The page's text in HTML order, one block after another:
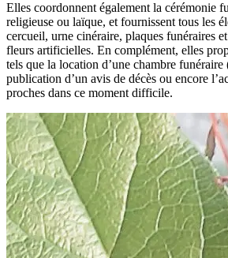
Elles coordonnent également la cérémonie
religieuse ou laïque, et fournissent tous les
cercueil, urne cinéraire, plaques funéraires
fleurs artificielles. En complément, elles
tels que la location d’une chambre
publication d’un avis de décès ou encore
proches dans ce moment difficile.